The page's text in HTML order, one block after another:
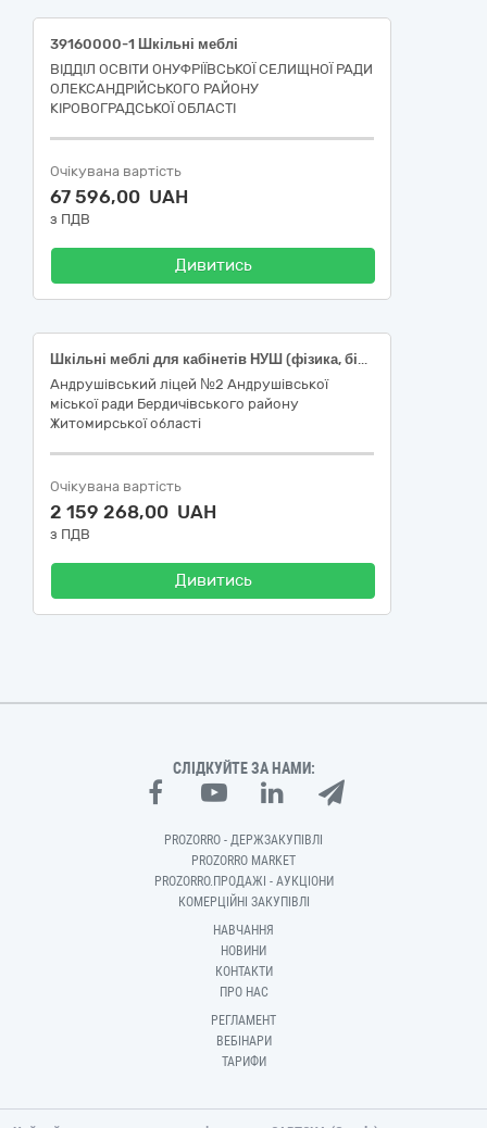
39160000-1 Шкільні меблі
ВІДДІЛ ОСВІТИ ОНУФРІЇВСЬКОЇ СЕЛИЩНОЇ РАДИ
ОЛЕКСАНДРІЙСЬКОГО РАЙОНУ
КІРОВОГРАДСЬКОЇ ОБЛАСТІ
Очікувана вартість
67 596,00 UAH
з ПДВ
Дивитись
Шкільні меблі для кабінетів НУШ (фізика, біологія, географія, хімія, математика, комп’ютерний клас) (ДК 021:2015:39160000-1 Шкільні меблі)
Андрушівський ліцей №2 Андрушівської
міської ради Бердичівського району
Житомирської області
Очікувана вартість
2 159 268,00 UAH
з ПДВ
Дивитись
СЛІДКУЙТЕ ЗА НАМИ:
PROZORRO - ДЕРЖЗАКУПІВЛІ
PROZORRO MARKET
PROZORRO.ПРОДАЖІ - АУКЦІОНИ
КОМЕРЦІЙНІ ЗАКУПІВЛІ
НАВЧАННЯ
НОВИНИ
КОНТАКТИ
ПРО НАС
РЕГЛАМЕНТ
ВЕБІНАРИ
ТАРИФИ